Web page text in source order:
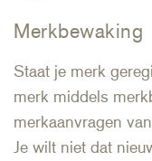
Merkbewaking
Staat je merk
merk middels
merkaanvragen
Je wilt niet dat